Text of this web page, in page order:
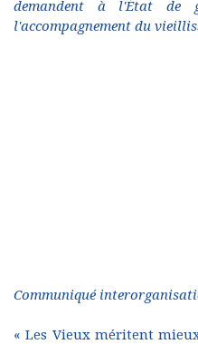
demandent à l'État de
l'accompagnement du
Communiqué
« Les Vieux méritent